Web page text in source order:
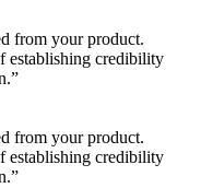
from your product.
establishing credibility
from your product.
establishing credibility